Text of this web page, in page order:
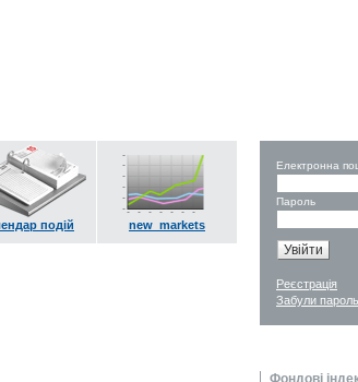
подій new_markets
Електронна
Пароль
Реєстрація
Забули
Фондові